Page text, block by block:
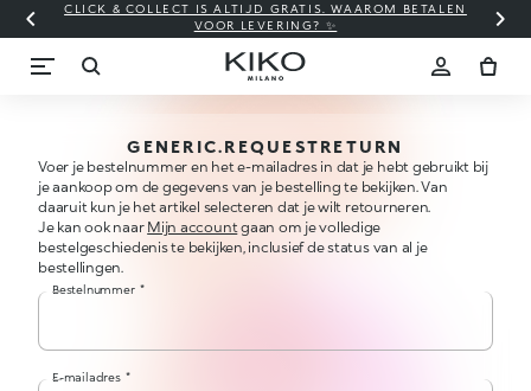
CLICK & COLLECT IS ALTIJD GRATIS. WAAROM BETALEN
VOOR LEVERING? ✨
GENERIC.REQUESTRETURN
Voer je bestelnummer en het e-mailadres in dat je hebt gebruikt bij
je aankoop om de gegevens van je bestelling te bekijken. Van
daaruit kun je het artikel selecteren dat je wilt retourneren.
Je kan ook naar Mijn accountgaan om je volledige
bestelgeschiedenis te bekijken, inclusief de status van al je
bestellingen.
Bestelnummer *
E-mailadres *